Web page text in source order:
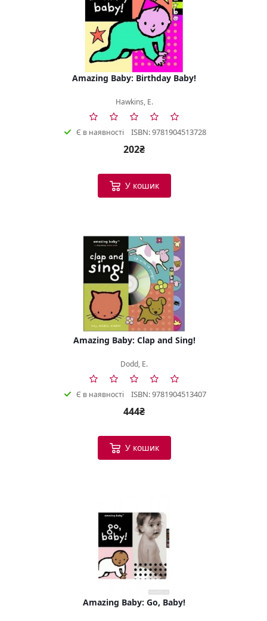
Amazing Baby: Birthday Baby!
Hawkins, E.
Є в наявності ISBN: 9781904513728
202₴
У кошик
Amazing Baby: Clap and Sing!
Dodd, E.
Є в наявності ISBN: 9781904513407
444₴
У кошик
Amazing Baby: Go, Baby!